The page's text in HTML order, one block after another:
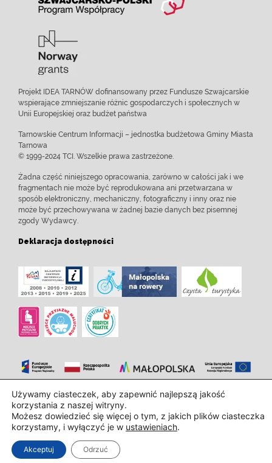
Projekt IDEA TARNÓW dofinansowany przez Fundusze Szwajcarskie
wspierające zmniejszanie różnic gospodarczych i społecznych w
Unii Europejskiej oraz budżet państwa
Tarnowskie Centrum Informacji – jednostka budżetowa Gminy Miasta
Tarnowa
© 1999-2024 TCI. Wszelkie prawa zastrzeżone.
Żadna część niniejszego opracowania, zarówno w całości jak i we
fragmentach nie może być reprodukowana ani przetwarzana w
sposób elektroniczny, mechaniczny, fotograficzny i inny oraz nie
może być przechowywana w żadnej bazie danych bez pisemnej
zgody Wydawcy.
Deklaracja dostępności
Zaprojektowanie i wdrożenie: InTechHouse.com
Używamy ciasteczek, aby zapewnić najlepszą jakość
korzystania z naszej witryny.
Możesz dowiedzieć się więcej o tym, z jakich plików ciasteczka
korzystamy, i wyłączyć je w ustawieniach.
Akceptuj Odrzuć